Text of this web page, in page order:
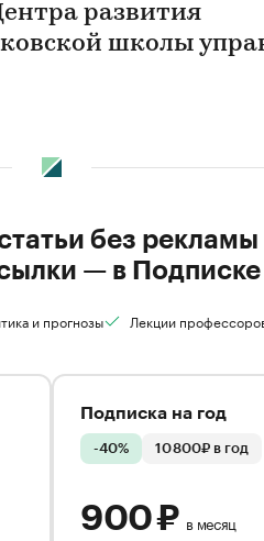
развития
школы
без рекламы
— в
и прогнозы Лекции
Подписка на год
-40% 10 800₽ в год
900 ₽ в месяц